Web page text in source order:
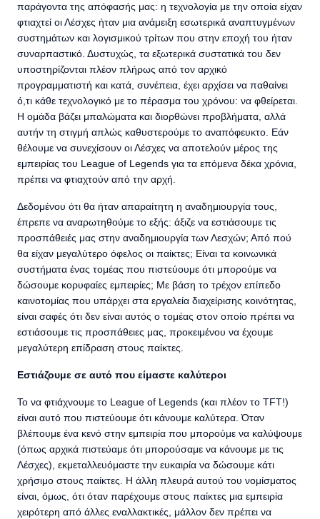
παράγοντα της απόφασής μας: η τεχνολογία με την οποία είχαν
φτιαχτεί οι Λέσχες ήταν μια ανάμειξη εσωτερικά αναπτυγμένων
συστημάτων και λογισμικού τρίτων που στην εποχή του ήταν
συναρπαστικό. Δυστυχώς, τα εξωτερικά συστατικά του δεν
υποστηρίζονται πλέον πλήρως από τον αρχικό
προγραμματιστή και κατά, συνέπεια, έχει αρχίσει να παθαίνει
ό,τι κάθε τεχνολογικό με το πέρασμα του χρόνου: να φθείρεται.
Η ομάδα βάζει μπαλώματα και διορθώνει προβλήματα, αλλά
αυτήν τη στιγμή απλώς καθυστερούμε το αναπόφευκτο. Εάν
θέλουμε να συνεχίσουν οι Λέσχες να αποτελούν μέρος της
εμπειρίας του League of Legends για τα επόμενα δέκα χρόνια,
πρέπει να φτιαχτούν από την αρχή.
Δεδομένου ότι θα ήταν απαραίτητη η αναδημιουργία τους,
έπρεπε να αναρωτηθούμε το εξής: άξιζε να εστιάσουμε τις
προσπάθειές μας στην αναδημιουργία των Λεσχών; Από πού
θα είχαν μεγαλύτερο όφελος οι παίκτες; Είναι τα κοινωνικά
συστήματα ένας τομέας που πιστεύουμε ότι μπορούμε να
δώσουμε κορυφαίες εμπειρίες; Με βάση το τρέχον επίπεδο
καινοτομίας που υπάρχει στα εργαλεία διαχείρισης κοινότητας,
είναι σαφές ότι δεν είναι αυτός ο τομέας στον οποίο πρέπει να
εστιάσουμε τις προσπάθειες μας, προκειμένου να έχουμε
μεγαλύτερη επίδραση στους παίκτες.
Εστιάζουμε σε αυτό που είμαστε καλύτεροι
Το να φτιάχνουμε το League of Legends (και πλέον το TFT!)
είναι αυτό που πιστεύουμε ότι κάνουμε καλύτερα. Όταν
βλέπουμε ένα κενό στην εμπειρία που μπορούμε να καλύψουμε
(όπως αρχικά πιστεύαμε ότι μπορούσαμε να κάνουμε με τις
Λέσχες), εκμεταλλευόμαστε την ευκαιρία να δώσουμε κάτι
χρήσιμο στους παίκτες. Η άλλη πλευρά αυτού του νομίσματος
είναι, όμως, ότι όταν παρέχουμε στους παίκτες μια εμπειρία
χειρότερη από άλλες εναλλακτικές, μάλλον δεν πρέπει να